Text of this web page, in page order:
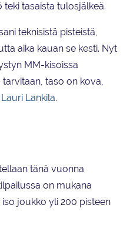
tasaista tulosjälkeä.
teknisistä pisteistä,
aika kauan se kesti. Nyt
MM-kisoissa
taso on kova,
Lauri Lankila.
tänä vuonna
on mukana
joukko yli 200 pisteen